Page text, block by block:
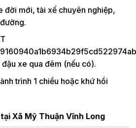
đời mới, tài xế chuyên nghiệp,
xe qua đêm (nếu có).
trình 1 chiều hoặc khứ hồi
Xã Mỹ Thuận Vĩnh Long